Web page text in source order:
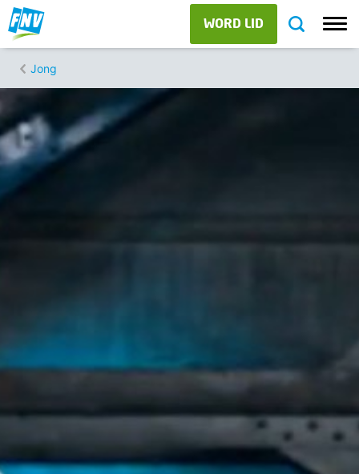
WORD LID
Jong